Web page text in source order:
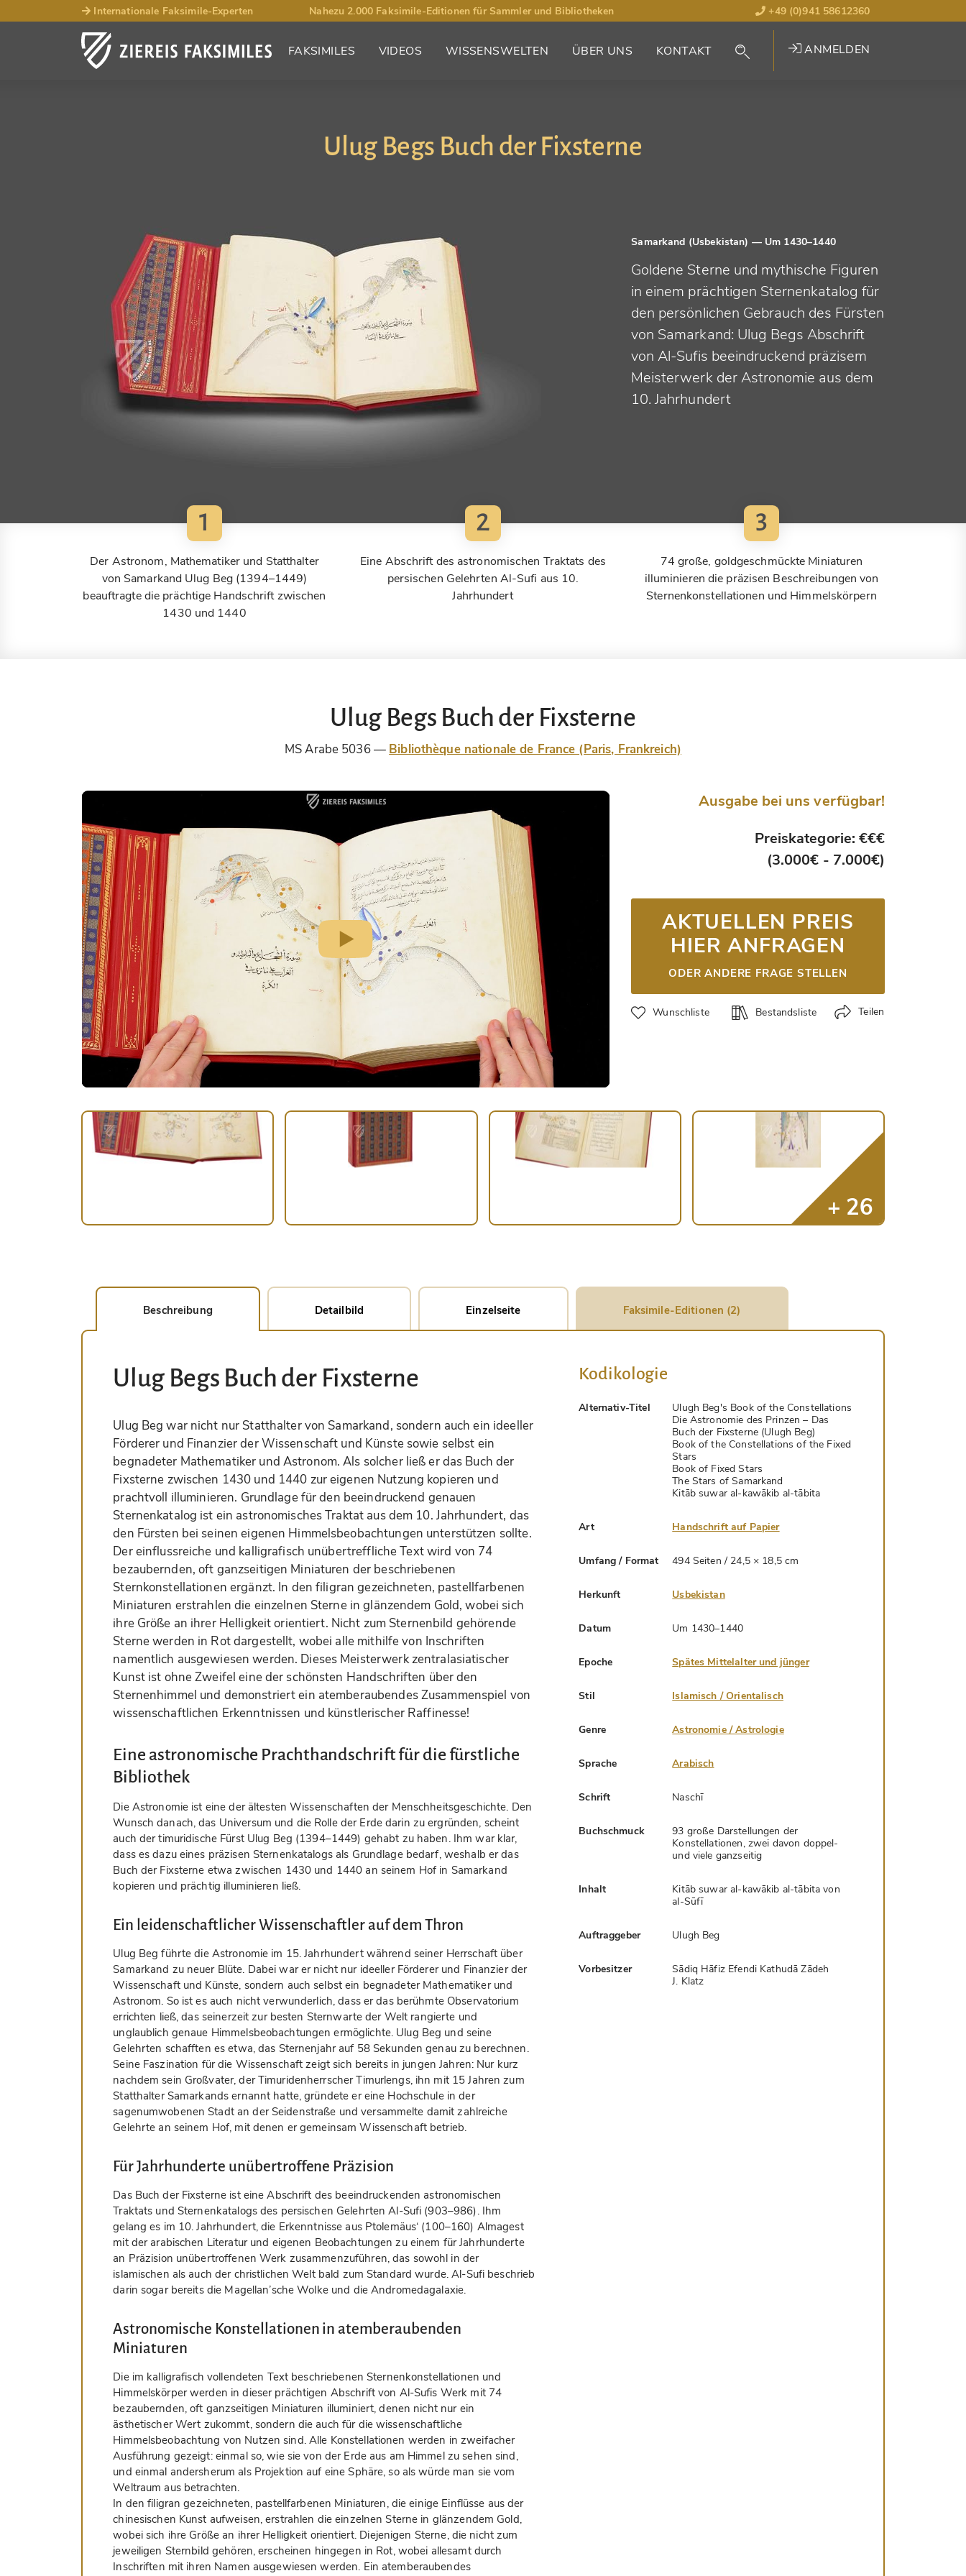
Internationale Faksimile-Experten Nahezu 2.000 Faksimile-Editionen für Sammler und Bibliotheken +49 (0)941 58612360
FAKSIMILES VIDEOS WISSENSWELTEN ÜBER UNS KONTAKT ANMELDEN
Ulug Begs Buch der Fixsterne
Samarkand (Usbekistan) — Um 1430–1440
Goldene Sterne und mythische Figuren
in einem prächtigen Sternenkatalog für
den persönlichen Gebrauch des Fürsten
von Samarkand: Ulug Begs Abschrift
von Al-Sufis beeindruckend präzisem
Meisterwerk der Astronomie aus dem
10. Jahrhundert
1
Der Astronom, Mathematiker und Statthalter
von Samarkand Ulug Beg (1394–1449)
beauftragte die prächtige Handschrift zwischen
1430 und 1440
2
Eine Abschrift des astronomischen Traktats des
persischen Gelehrten Al-Sufi aus 10.
Jahrhundert
3
74 große, goldgeschmückte Miniaturen
illuminieren die präzisen Beschreibungen von
Sternenkonstellationen und Himmelskörpern
Ulug Begs Buch der Fixsterne
MS Arabe 5036 Bibliothèque nationale de France (Paris, Frankreich)
Ausgabe bei uns verfügbar!
Preiskategorie: €€€
(3.000€ - 7.000€)
AKTUELLEN PREIS
HIER ANFRAGEN
ODER ANDERE FRAGE STELLEN
Wunschliste Bestandsliste Teilen
Beschreibung Detailbild Einzelseite Faksimile-Editionen (2)
Ulug Begs Buch der Fixsterne
Ulug Beg war nicht nur Statthalter von Samarkand, sondern auch ein ideeller
Förderer und Finanzier der Wissenschaft und Künste sowie selbst ein
begnadeter Mathematiker und Astronom. Als solcher ließ er das Buch der
Fixsterne zwischen 1430 und 1440 zur eigenen Nutzung kopieren und
prachtvoll illuminieren. Grundlage für den beeindruckend genauen
Sternenkatalog ist ein astronomisches Traktat aus dem 10. Jahrhundert, das
den Fürsten bei seinen eigenen Himmelsbeobachtungen unterstützen sollte.
Der einflussreiche und kalligrafisch unübertreffliche Text wird von 74
bezaubernden, oft ganzseitigen Miniaturen der beschriebenen
Sternkonstellationen ergänzt. In den filigran gezeichneten, pastellfarbenen
Miniaturen erstrahlen die einzelnen Sterne in glänzendem Gold, wobei sich
ihre Größe an ihrer Helligkeit orientiert. Nicht zum Sternenbild gehörende
Sterne werden in Rot dargestellt, wobei alle mithilfe von Inschriften
namentlich ausgewiesen werden. Dieses Meisterwerk zentralasiatischer
Kunst ist ohne Zweifel eine der schönsten Handschriften über den
Sternenhimmel und demonstriert ein atemberaubendes Zusammenspiel von
wissenschaftlichen Erkenntnissen und künstlerischer Raffinesse!
Eine astronomische Prachthandschrift für die fürstliche
Bibliothek
Die Astronomie ist eine der ältesten Wissenschaften der Menschheitsgeschichte. Den
Wunsch danach, das Universum und die Rolle der Erde darin zu ergründen, scheint
auch der timuridische Fürst Ulug Beg (1394–1449) gehabt zu haben. Ihm war klar,
dass es dazu eines präzisen Sternenkatalogs als Grundlage bedarf, weshalb er das
Buch der Fixsterne etwa zwischen 1430 und 1440 an seinem Hof in Samarkand
kopieren und prächtig illuminieren ließ.
Ein leidenschaftlicher Wissenschaftler auf dem Thron
Ulug Beg führte die Astronomie im 15. Jahrhundert während seiner Herrschaft über
Samarkand zu neuer Blüte. Dabei war er nicht nur ideeller Förderer und Finanzier der
Wissenschaft und Künste, sondern auch selbst ein begnadeter Mathematiker und
Astronom. So ist es auch nicht verwunderlich, dass er das berühmte Observatorium
errichten ließ, das seinerzeit zur besten Sternwarte der Welt rangierte und
unglaublich genaue Himmelsbeobachtungen ermöglichte. Ulug Beg und seine
Gelehrten schafften es etwa, das Sternenjahr auf 58 Sekunden genau zu berechnen.
Seine Faszination für die Wissenschaft zeigt sich bereits in jungen Jahren: Nur kurz
nachdem sein Großvater, der Timuridenherrscher Timurlengs, ihn mit 15 Jahren zum
Statthalter Samarkands ernannt hatte, gründete er eine Hochschule in der
sagenumwobenen Stadt an der Seidenstraße und versammelte damit zahlreiche
Gelehrte an seinem Hof, mit denen er gemeinsam Wissenschaft betrieb.
Für Jahrhunderte unübertroffene Präzision
Das Buch der Fixsterne ist eine Abschrift des beeindruckenden astronomischen
Traktats und Sternenkatalogs des persischen Gelehrten Al-Sufi (903–986). Ihm
gelang es im 10. Jahrhundert, die Erkenntnisse aus Ptolemäus‘ (100–160) Almagest
mit der arabischen Literatur und eigenen Beobachtungen zu einem für Jahrhunderte
an Präzision unübertroffenen Werk zusammenzuführen, das sowohl in der
islamischen als auch der christlichen Welt bald zum Standard wurde. Al-Sufi beschrieb
darin sogar bereits die Magellan’sche Wolke und die Andromedagalaxie.
Astronomische Konstellationen in atemberaubenden
Miniaturen
Die im kalligrafisch vollendeten Text beschriebenen Sternenkonstellationen und
Himmelskörper werden in dieser prächtigen Abschrift von Al-Sufis Werk mit 74
bezaubernden, oft ganzseitigen Miniaturen illuminiert, denen nicht nur ein
ästhetischer Wert zukommt, sondern die auch für die wissenschaftliche
Himmelsbeobachtung von Nutzen sind. Alle Konstellationen werden in zweifacher
Ausführung gezeigt: einmal so, wie sie von der Erde aus am Himmel zu sehen sind,
und einmal andersherum als Projektion auf eine Sphäre, so als würde man sie vom
Weltraum aus betrachten.
In den filigran gezeichneten, pastellfarbenen Miniaturen, die einige Einflüsse aus der
chinesischen Kunst aufweisen, erstrahlen die einzelnen Sterne in glänzendem Gold,
wobei sich ihre Größe an ihrer Helligkeit orientiert. Diejenigen Sterne, die nicht zum
jeweiligen Sternbild gehören, erscheinen hingegen in Rot, wobei allesamt durch
Inschriften mit ihren Namen ausgewiesen werden. Ein atemberaubendes
Kodikologie
Alternativ-Titel
Ulugh Beg's Book of the Constellations
Die Astronomie des Prinzen – Das
Buch der Fixsterne (Ulugh Beg)
Book of the Constellations of the Fixed
Stars
Book of Fixed Stars
The Stars of Samarkand
Kitāb suwar al-kawākib al-tābita
Art Handschrift auf Papier
Umfang / Format 494 Seiten / 24,5 × 18,5 cm
Herkunft Usbekistan
Datum Um 1430–1440
Epoche Spätes Mittelalter und jünger
Stil Islamisch / Orientalisch
Genre Astronomie / Astrologie
Sprache Arabisch
Schrift Naschī
Buchschmuck
93 große Darstellungen der
Konstellationen, zwei davon doppel-
und viele ganzseitig
Inhalt
Kitāb suwar al-kawākib al-tābita von
al-Sūfī
Auftraggeber Ulugh Beg
Vorbesitzer
Sādiq Hāfiz Efendi Kathudā Zādeh
J. Klatz